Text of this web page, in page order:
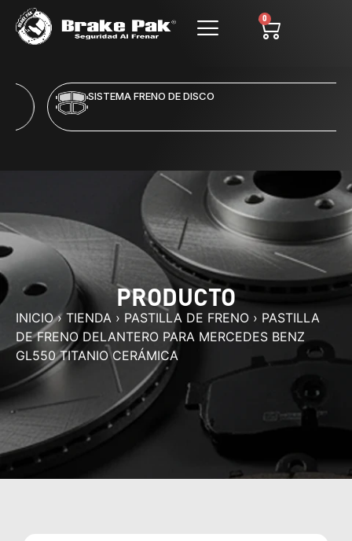
0
SISTEMA FRENO DE DISCO
PRODUCTO
INICIO› TIENDA › PASTILLA DE FRENO › PASTILLA
DE FRENO DELANTERO PARA MERCEDES BENZ
GL550 TITANIO CERÁMICA